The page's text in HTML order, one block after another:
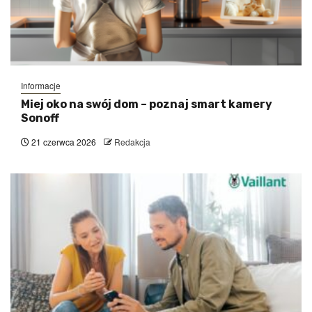
Informacje
Miej oko na swój dom – poznaj smart kamery
Sonoff
21 czerwca 2026 Redakcja